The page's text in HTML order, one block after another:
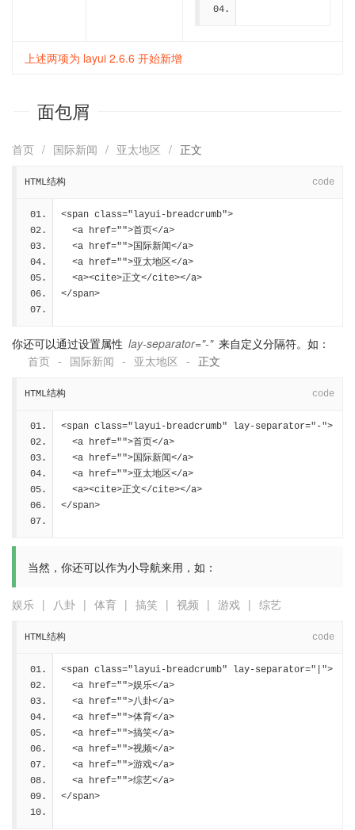
上述两项为 layui 2.6.6 开始新增
面包屑
首页 / 国际新闻 / 亚太地区 / 正文
HTML结构 code
<span class="layui-breadcrumb">
  <a href="">首页</a>
  <a href="">国际新闻</a>
  <a href="">亚太地区</a>
  <a><cite>正文</cite></a>
</span>
你还可以通过设置属性 lay-separator="-" 来自定义分隔符。如：
首页 - 国际新闻 - 亚太地区 - 正文
HTML结构 code
<span class="layui-breadcrumb" lay-separator="-">
  <a href="">首页</a>
  <a href="">国际新闻</a>
  <a href="">亚太地区</a>
  <a><cite>正文</cite></a>
</span>
当然，你还可以作为小导航来用，如：
娱乐 | 八卦 | 体育 | 搞笑 | 视频 | 游戏 | 综艺
HTML结构 code
<span class="layui-breadcrumb" lay-separator="|">
  <a href="">娱乐</a>
  <a href="">八卦</a>
  <a href="">体育</a>
  <a href="">搞笑</a>
  <a href="">视频</a>
  <a href="">游戏</a>
  <a href="">综艺</a>
</span>